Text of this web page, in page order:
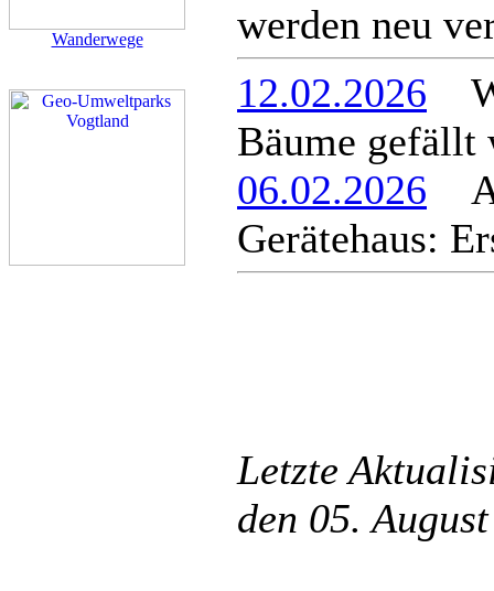
Wanderwege
werden neu
12.02.2026
Bäume gefällt
06.02.2026
Gerätehaus:
Letzte
den 05.